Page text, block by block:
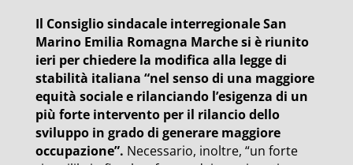
Il Consiglio sindacale interregionale San
Marino Emilia Romagna Marche si è riunito
ieri per chiedere la modifica alla legge di
stabilità italiana “nel senso di una maggiore
equità sociale e rilanciando l’esigenza di un
più forte intervento per il rilancio dello
sviluppo in grado di generare maggiore
occupazione”. Necessario, inoltre, “un forte